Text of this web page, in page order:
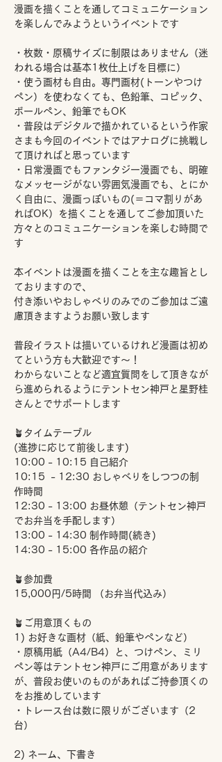
漫画を描くことを通してコミュニケーション
を楽しんでみようというイベントです
・枚数・原稿サイズに制限はありません（迷
われる場合は基本1枚仕上げを目標に）
・使う画材も自由。専門画材(トーンやつけ
ペン）を使わなくても、色鉛筆、コピック、
ボールペン、鉛筆でもOK
・普段はデジタルで描かれているという作家
さまも今回のイベントではアナログに挑戦し
て頂ければと思っています
・日常漫画でもファンタジー漫画でも、明確
なメッセージがない雰囲気漫画でも、とにか
く自由に、漫画っぽいもの(＝コマ割りがあ
ればOK）を描くことを通してご参加頂いた
方々とのコミュニケーションを楽しむ時間で
す
本イベントは漫画を描くことを主な趣旨とし
ておりますので、
付き添いやおしゃべりのみでのご参加はご遠
慮頂きますようお願い致します
普段イラストは描いているけれど漫画は初め
てという方も大歓迎です～！
わからないことなど適宜質問をして頂きなが
ら進められるようにテントセン神戸と星野桂
さんとでサポートします
🪴タイムテーブル
(進捗に応じて前後します)
10:00 - 10:15 自己紹介
10:15  - 12:30 おしゃべりをしつつの制
作時間
12:30 - 13:00 お昼休憩（テントセン神戸
でお弁当を手配します）
13:00 - 14:30 制作時間(続き)
14:30 - 15:00 各作品の紹介
🪴参加費
15,000円/5時間 （お弁当代込み）
🪴ご用意頂くもの
1) お好きな画材（紙、鉛筆やペンなど）
・原稿用紙（A4/B4）と、つけペン、ミリ
ペン等はテントセン神戸にご用意があります
が、普段お使いのものがあればご持参頂くの
をお推めしています
・トレース台は数に限りがございます（2
台）
2) ネーム、下書き